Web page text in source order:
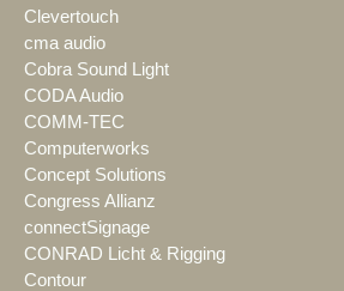
Clevertouch
cma audio
Cobra Sound Light
CODA Audio
COMM-TEC
Computerworks
Concept Solutions
Congress Allianz
connectSignage
CONRAD Licht & Rigging
Contour